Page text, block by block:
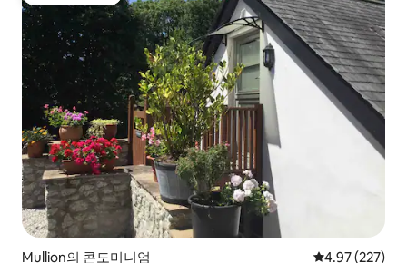
Mullion의 콘도미니엄 평점 4.97점(5
4.97 (227)